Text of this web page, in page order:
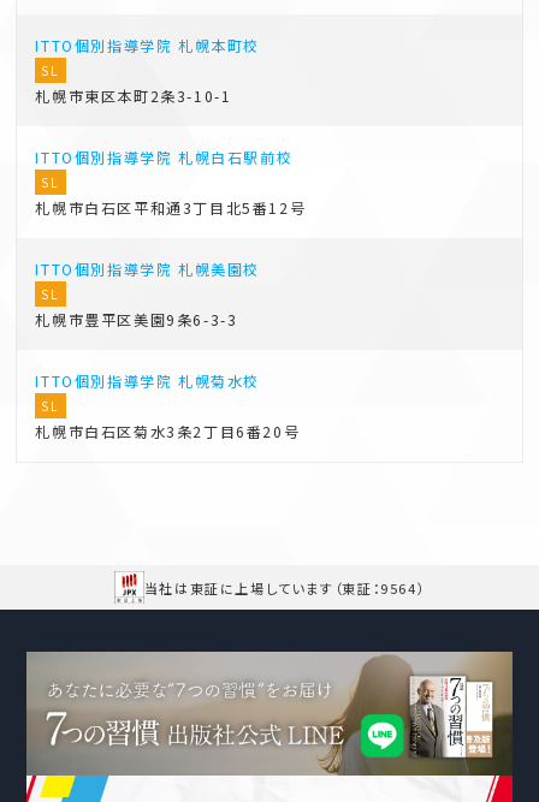
ITTO個別指導学院 札幌本町校
SL
札幌市東区本町2条3-10-1
ITTO個別指導学院 札幌白石駅前校
SL
札幌市白石区平和通3丁目北5番12号
ITTO個別指導学院 札幌美園校
SL
札幌市豊平区美園9条6-3-3
ITTO個別指導学院 札幌菊水校
SL
札幌市白石区菊水3条2丁目6番20号
当社は東証に上場しています （東証：9564）